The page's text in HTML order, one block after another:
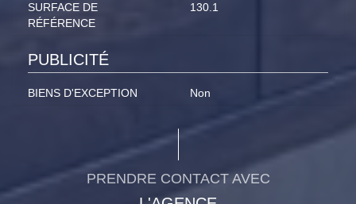
SURFACE DE
RÉFÉRENCE
130.1
PUBLICITÉ
BIENS D'EXCEPTION Non
PRENDRE CONTACT AVEC